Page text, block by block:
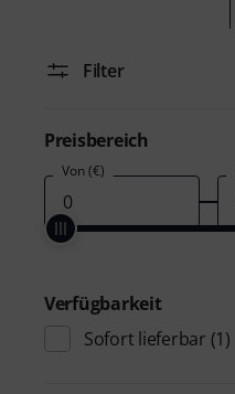
Filter
Preisbereich
Von (€)
Verfügbarkeit
Sofort lieferbar (1)